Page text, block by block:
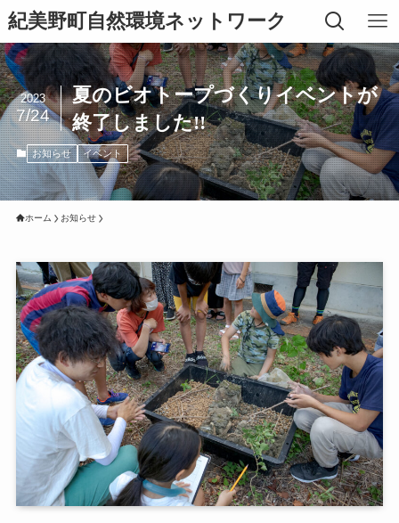
紀美野町自然環境ネットワーク
夏のビオトープづくりイベントが
終了しました!!
2023
7/24
お知らせ イベント
ホーム お知らせ